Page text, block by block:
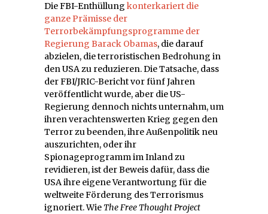
Die FBI-Enthüllung konterkariert die
ganze Prämisse der
Terrorbekämpfungsprogramme der
Regierung Barack Obamas, die darauf
abzielen, die terroristischen Bedrohung in
den USA zu reduzieren. Die Tatsache, dass
der FBI/JRIC-Bericht vor fünf Jahren
veröffentlicht wurde, aber die US-
Regierung dennoch nichts unternahm, um
ihren verachtenswerten Krieg gegen den
Terror zu beenden, ihre Außenpolitik neu
auszurichten, oder ihr
Spionageprogramm im Inland zu
revidieren, ist der Beweis dafür, dass die
USA ihre eigene Verantwortung für die
weltweite Förderung des Terrorismus
ignoriert. Wie The Free Thought Project